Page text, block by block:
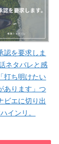
認を要求しま
ネタバレと感
打ち明けたい
あります」つ
ビエに切り出
インリ。